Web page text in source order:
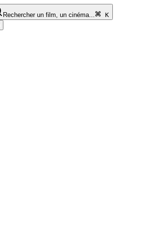
Rechercher un film, un cinéma...
K